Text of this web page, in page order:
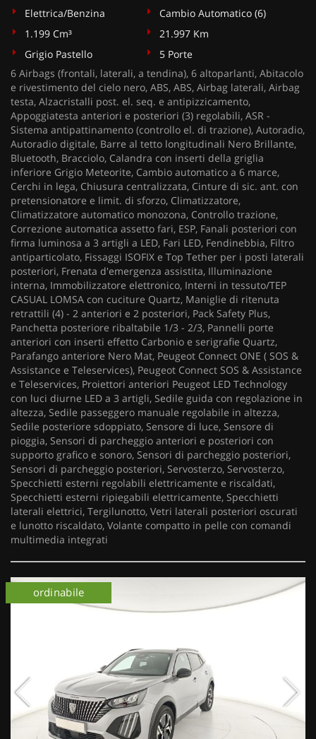
Elettrica/Benzina
Cambio Automatico (6)
1.199 Cm³
21.997 Km
Grigio Pastello
5 Porte
6 Airbags (frontali, laterali, a tendina), 6 altoparlanti, Abitacolo
e rivestimento del cielo nero, ABS, ABS, Airbag laterali, Airbag
testa, Alzacristalli post. el. seq. e antipizzicamento,
Appoggiatesta anteriori e posteriori (3) regolabili, ASR -
Sistema antipattinamento (controllo el. di trazione), Autoradio,
Autoradio digitale, Barre al tetto longitudinali Nero Brillante,
Bluetooth, Bracciolo, Calandra con inserti della griglia
inferiore Grigio Meteorite, Cambio automatico a 6 marce,
Cerchi in lega, Chiusura centralizzata, Cinture di sic. ant. con
pretensionatore e limit. di sforzo, Climatizzatore,
Climatizzatore automatico monozona, Controllo trazione,
Correzione automatica assetto fari, ESP, Fanali posteriori con
firma luminosa a 3 artigli a LED, Fari LED, Fendinebbia, Filtro
antiparticolato, Fissaggi ISOFIX e Top Tether per i posti laterali
posteriori, Frenata d'emergenza assistita, Illuminazione
interna, Immobilizzatore elettronico, Interni in tessuto/TEP
CASUAL LOMSA con cuciture Quartz, Maniglie di ritenuta
retrattili (4) - 2 anteriori e 2 posteriori, Pack Safety Plus,
Panchetta posteriore ribaltabile 1/3 - 2/3, Pannelli porte
anteriori con inserti effetto Carbonio e serigrafie Quartz,
Parafango anteriore Nero Mat, Peugeot Connect ONE ( SOS &
Assistance e Teleservices), Peugeot Connect SOS & Assistance
e Teleservices, Proiettori anteriori Peugeot LED Technology
con luci diurne LED a 3 artigli, Sedile guida con regolazione in
altezza, Sedile passeggero manuale regolabile in altezza,
Sedile posteriore sdoppiato, Sensore di luce, Sensore di
pioggia, Sensori di parcheggio anteriori e posteriori con
supporto grafico e sonoro, Sensori di parcheggio posteriori,
Sensori di parcheggio posteriori, Servosterzo, Servosterzo,
Specchietti esterni regolabili elettricamente e riscaldati,
Specchietti esterni ripiegabili elettricamente, Specchietti
laterali elettrici, Tergilunotto, Vetri laterali posteriori oscurati
e lunotto riscaldato, Volante compatto in pelle con comandi
multimedia integrati
ordinabile